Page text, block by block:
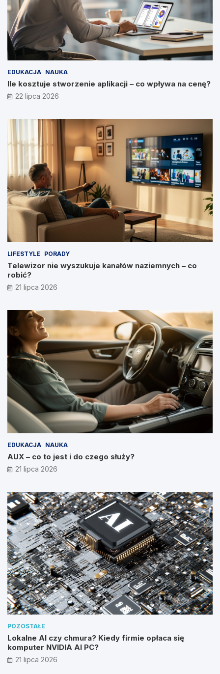
EDUKACJA NAUKA
Ile kosztuje stworzenie aplikacji – co wpływa na cenę?
22 lipca 2026
LIFESTYLE PORADY
Telewizor nie wyszukuje kanałów naziemnych – co
robić?
21 lipca 2026
EDUKACJA NAUKA
AUX – co to jest i do czego służy?
21 lipca 2026
POZOSTAŁE
Lokalne AI czy chmura? Kiedy firmie opłaca się
komputer NVIDIA AI PC?
21 lipca 2026